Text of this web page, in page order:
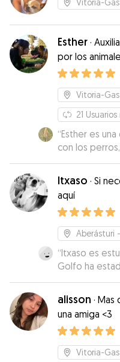
Vitoria-
Esther ·
por los
Vitoria-
21
“Esther es
con los
con ella.
Itxaso · Si
aquí
Aberásturi
“Itxaso es
Golfo ha
ve que han
enviaba y lo
Totalmente
alisson · Mas
una amiga <3
Vitoria-